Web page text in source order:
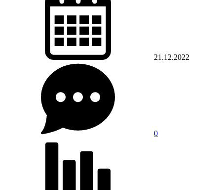
21.12.2022
0